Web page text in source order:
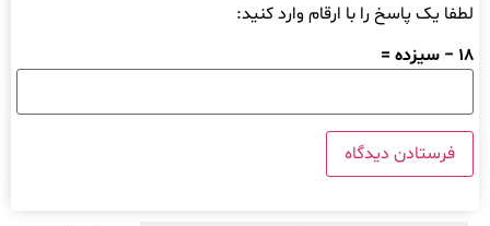
لطفا یک پاسخ را با ارقام وارد کنید:
18 − سیزده =